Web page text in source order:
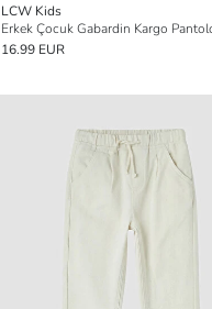
LCW Kids
Erkek Çocuk Gabardin Kargo
16.99 EUR